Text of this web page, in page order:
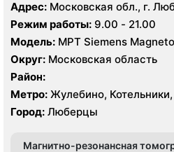
Адрес: Московская обл., г.
ул. 10
Режим работы: 9.00 - 21.00
Модель: МРТ Siemens
Округ: Московская область
Район:
Метро: Жулебино,
Город: Люберцы
Магнитно-резонансная